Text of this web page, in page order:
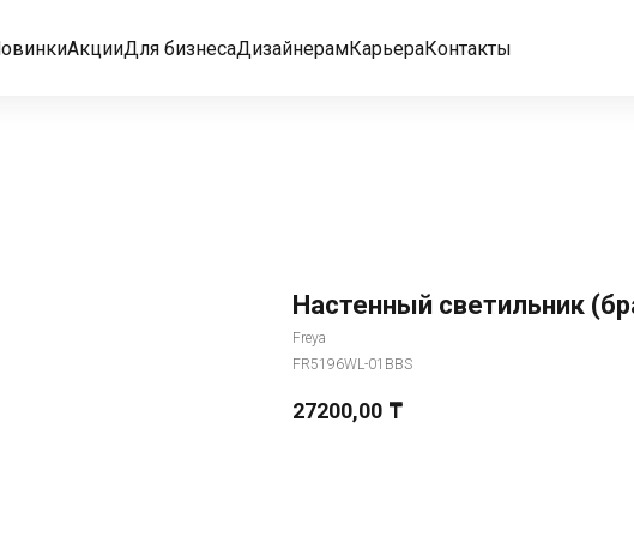
АкцииДля бизнесаДизайнерамКарьераКонтакты
Настенный светильник
Freya
FR5196WL-01BBS
27200,00 ₸